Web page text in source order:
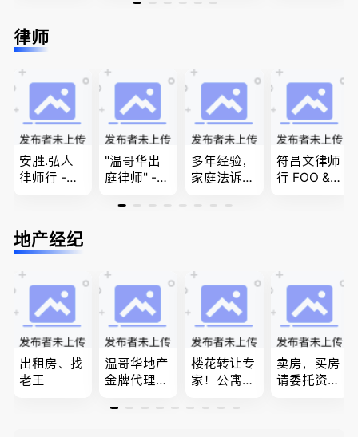
民上诉、家
庭团聚，特
商业移民，
名校申请
签各类签证
民和魁北克
PEQ60472
08731
和工签 移
移民签证
、翻译和海
牙认证
问题
律师
安胜.弘人
律师行 -
律师行、精
干团队、多
律师、多语
种服务、高
效优质、助
您安心乐
业、胜劵稳
操)
"温哥华出
庭律师" -
务所 - 劳动
纠纷，审判
多年经验，
家庭法诉
户, 遗产认
语，列治文
陈卓律师事
务所 (ATA L
aw Corpor
ation)
符昌文律师
行 FOO & C
地产经纪
出租房、找
老王
温哥华地产
金牌代理经
卖，建）-
楼花转让专
家！公寓销
迎委托，多
卖房，买房
请委托资深